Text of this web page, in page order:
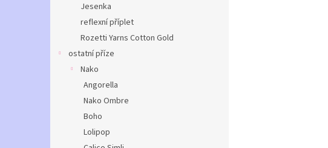
Jesenka
reflexní příplet
Rozetti Yarns Cotton Gold
ostatní příze
Nako
Angorella
Nako Ombre
Boho
Lolipop